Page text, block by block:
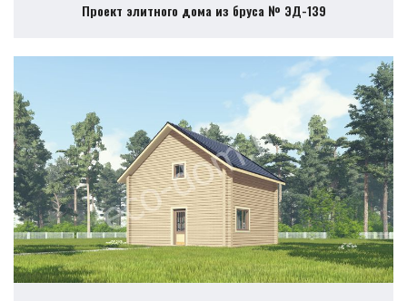
Проект элитного дома из бруса № ЭД-139